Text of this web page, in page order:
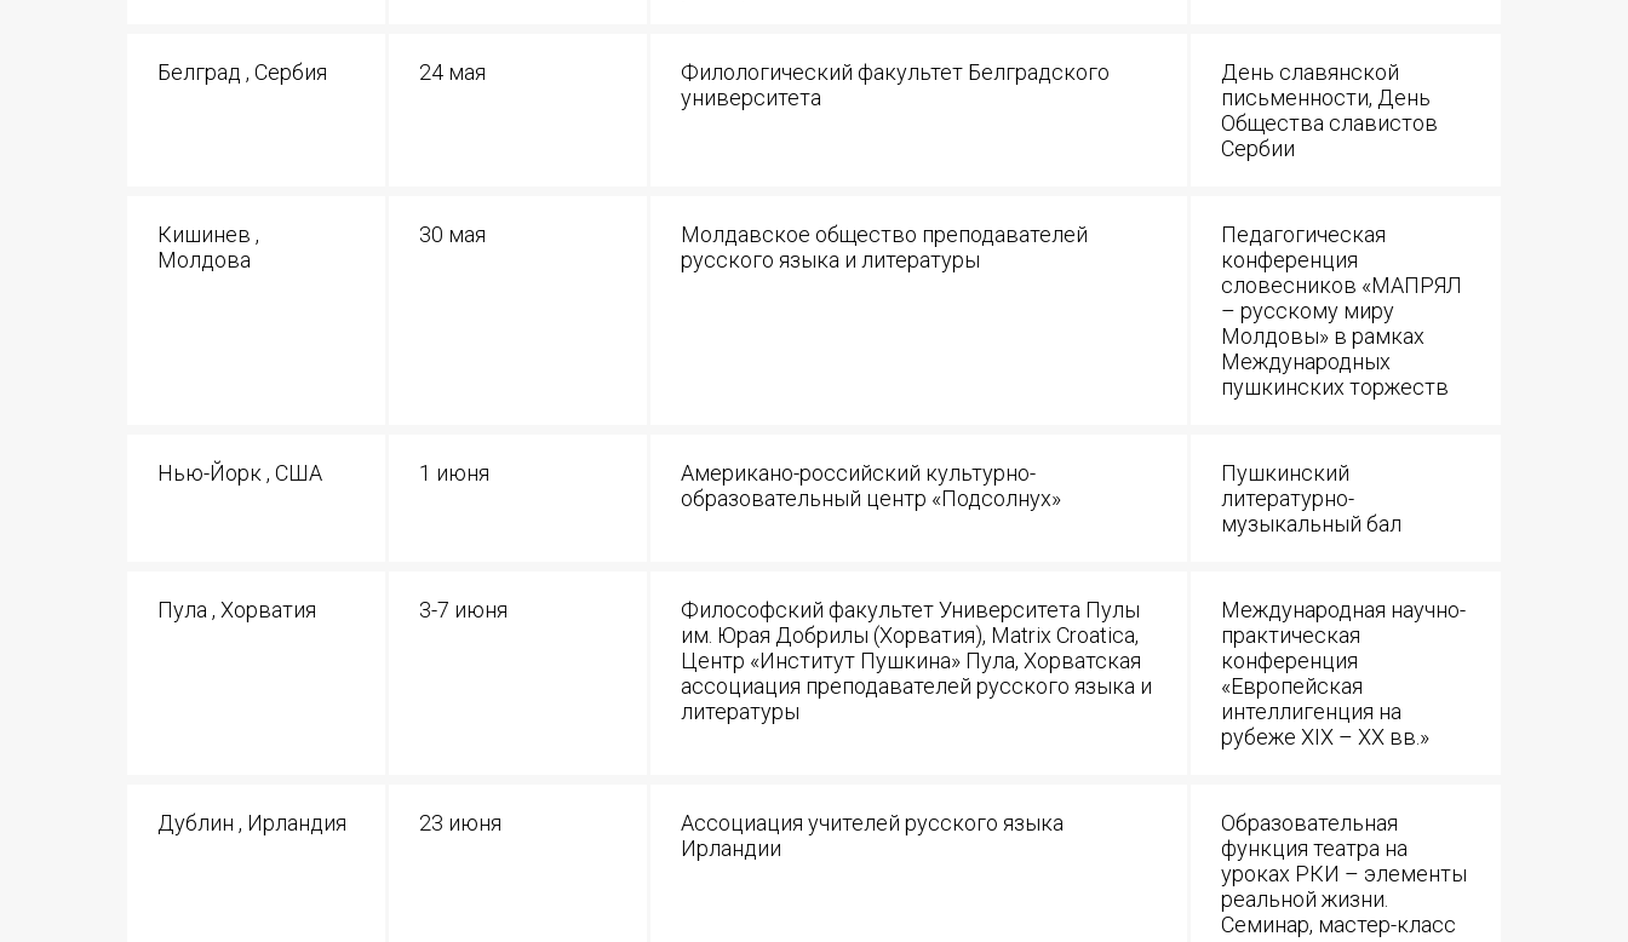
Белград , Сербия 24 мая
Филологический факультет Белградского
университета
День славянской
письменности, День
Общества славистов
Сербии
Кишинев ,
Молдова
30 мая
Молдавское общество преподавателей
русского языка и литературы
Педагогическая
конференция
словесников «МАПРЯЛ
– русскому миру
Молдовы» в рамках
Международных
пушкинских торжеств
Нью-Йорк , США 1 июня
Американо-российский культурно-
образовательный центр «Подсолнух»
Пушкинский
литературно-
музыкальный бал
Пула , Хорватия 3-7 июня
Философский факультет Университета Пулы
им. Юрая Добрилы (Хорватия), Matrix Croatica,
Центр «Институт Пушкина» Пула, Хорватская
ассоциация преподавателей русского языка и
литературы
Международная научно-
практическая
конференция
«Европейская
интеллигенция на
рубеже XIX – XX вв.»
Дублин , Ирландия 23 июня
Ассоциация учителей русского языка
Ирландии
Образовательная
функция театра на
уроках РКИ – элементы
реальной жизни.
Семинар, мастер-класс